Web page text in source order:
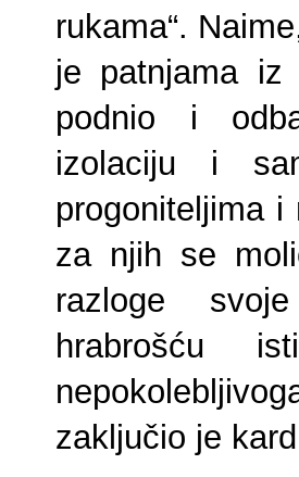
rukama“.
je patnjama iz
podnio i
izolaciju i
progoniteljima i
za njih se
razloge
hrabrošću
zaključio je